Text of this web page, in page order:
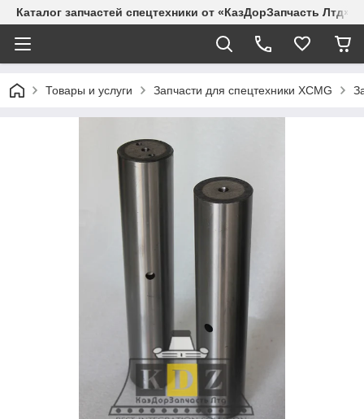
Каталог запчастей спецтехники от «КазДорЗапчасть Лтд»
Товары и услуги Запчасти для спецтехники XCMG